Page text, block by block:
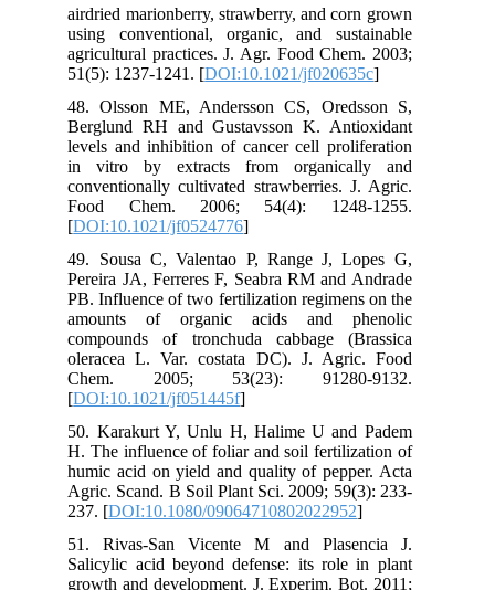
airdried marionberry, strawberry, and corn grown
using conventional, organic, and sustainable
agricultural practices. J. Agr. Food Chem. 2003;
51(5): 1237-1241. [DOI:10.1021/jf020635c
48. Olsson ME, Andersson CS, Oredsson S,
Berglund RH and Gustavsson K. Antioxidant
levels and inhibition of cancer cell proliferation
in vitro by extracts from organically and
conventionally cultivated strawberries. J. Agric.
Food Chem. 2006; 54(4): 1248-1255.
[DOI:10.1021/jf0524776
49. Sousa C, Valentao P, Range J, Lopes G,
Pereira JA, Ferreres F, Seabra RM and Andrade
PB. Influence of two fertilization regimens on the
amounts of organic acids and phenolic
compounds of tronchuda cabbage (Brassica
oleracea L. Var. costata DC). J. Agric. Food
Chem. 2005; 53(23): 91280-9132.
[DOI:10.1021/jf051445f
50. Karakurt Y, Unlu H, Halime U and Padem
H. The influence of foliar and soil fertilization of
humic acid on yield and quality of pepper. Acta
Agric. Scand. B Soil Plant Sci. 2009; 59(3): 233-
237. [DOI:10.1080/09064710802022952
51. Rivas-San Vicente M and Plasencia J.
Salicylic acid beyond defense: its role in plant
growth and development. J. Experim. Bot. 2011;